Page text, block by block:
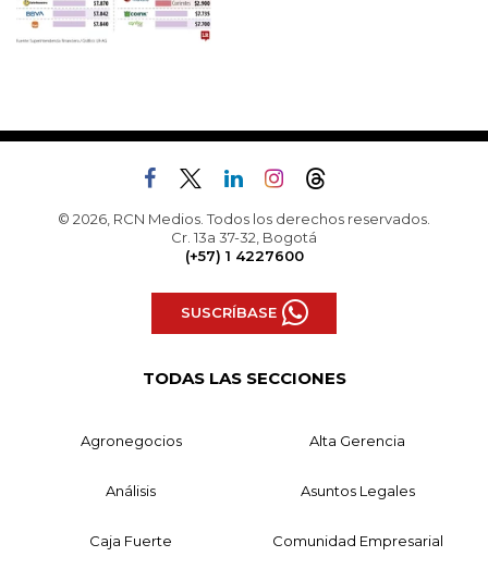
© 2026, RCN Medios. Todos los derechos reservados.
Cr. 13a 37-32, Bogotá
(+57) 1 4227600
SUSCRÍBASE
TODAS LAS SECCIONES
Agronegocios Alta Gerencia
Análisis Asuntos Legales
Caja Fuerte Comunidad Empresarial